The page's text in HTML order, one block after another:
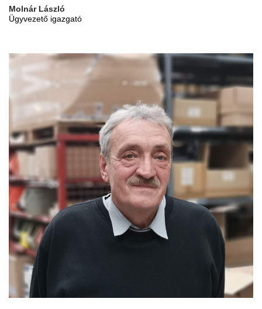
Molnár László
Ügyvezető igazgató